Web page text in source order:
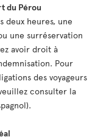
du Pérou
deux heures, une
une surréservation
avoir droit à
Pour
des voyageurs
consulter la